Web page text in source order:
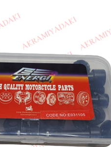
بسته ها سرموقع(بدون‌تاخیر)